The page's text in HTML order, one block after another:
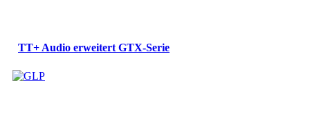
TT+ Audio erweitert GTX-Serie